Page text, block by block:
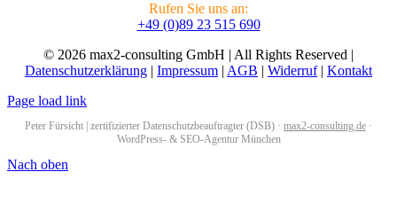
Rufen Sie uns an:
+49 (0)89 23 515 690
© 2026 max2-consulting GmbH | All Rights Reserved |
Datenschutzerklärung | Impressum | AGB | Widerruf| Kontakt
Page load link
Peter Fürsicht | zertifizierter Datenschutzbeauftragter (DSB) · max2-consulting.de ·
WordPress- & SEO-Agentur München
Nach oben